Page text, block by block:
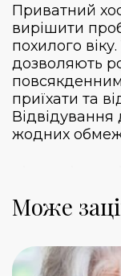
Приватний
вирішити
похилого
дозволяють
приїхати та
Відвідування
жодних
Може